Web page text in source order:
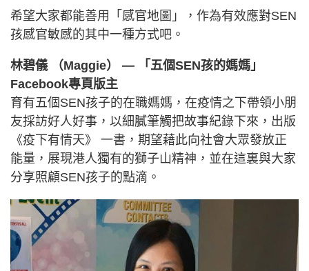
希望大家都能善用「感官地圖」，作為有效應對SEN
孩感官敏感的其中一種方式吧。
林碧儀 （Maggie）
— 「五個SEN孩的媽媽」
Facebook專頁版主
育有五個SEN孩子的在職媽媽，在疫情之下帶領小朋
友採訪好人好事，以細膩筆觸把故事紀錄下來，出版
《疫下有情天》 一書，期望藉此向社會大眾發放正
能量，展現港人獨有的獅子山精神，並在這裏與大家
分享照顧SEN孩子的點滴。